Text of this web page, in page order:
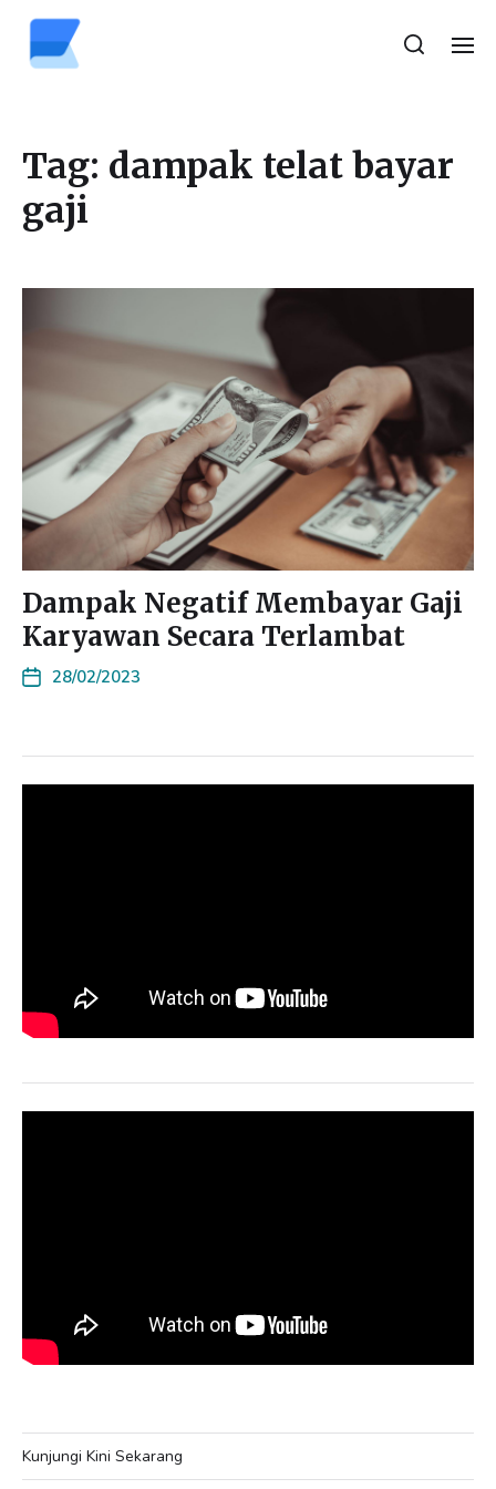
Tag: dampak telat bayar
gaji
Dampak Negatif Membayar Gaji
Karyawan Secara Terlambat
28/02/2023
Kunjungi Kini Sekarang